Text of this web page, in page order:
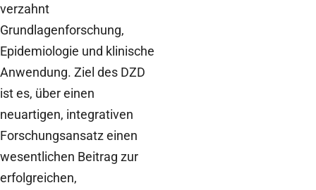
verzahnt
Grundlagenforschung,
Epidemiologie und klinische
Anwendung. Ziel des DZD
ist es, über einen
neuartigen, integrativen
Forschungsansatz einen
wesentlichen Beitrag zur
erfolgreichen,